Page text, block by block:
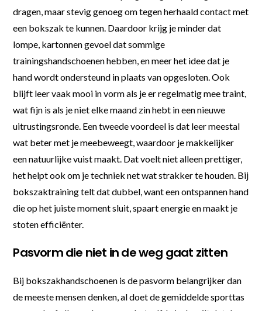
dragen, maar stevig genoeg om tegen herhaald contact met
een bokszak te kunnen. Daardoor krijg je minder dat
lompe, kartonnen gevoel dat sommige
trainingshandschoenen hebben, en meer het idee dat je
hand wordt ondersteund in plaats van opgesloten. Ook
blijft leer vaak mooi in vorm als je er regelmatig mee traint,
wat fijn is als je niet elke maand zin hebt in een nieuwe
uitrustingsronde. Een tweede voordeel is dat leer meestal
wat beter met je meebeweegt, waardoor je makkelijker
een natuurlijke vuist maakt. Dat voelt niet alleen prettiger,
het helpt ook om je techniek net wat strakker te houden. Bij
bokszaktraining telt dat dubbel, want een ontspannen hand
die op het juiste moment sluit, spaart energie en maakt je
stoten efficiënter.
Pasvorm die niet in de weg gaat zitten
Bij bokszakhandschoenen is de pasvorm belangrijker dan
de meeste mensen denken, al doet de gemiddelde sporttas